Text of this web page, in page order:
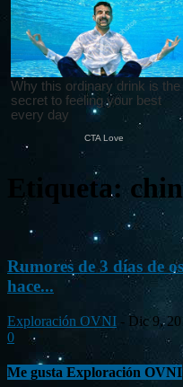
Etiqueta:
Rumores de 3 días de
hace...
Exploración OVNI - Dic 9,
0
Me gusta Exploración OVNI